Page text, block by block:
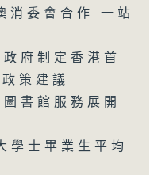
消委會合作 一站
府制定香港首
策建議
書館服務展開
士畢業生平均